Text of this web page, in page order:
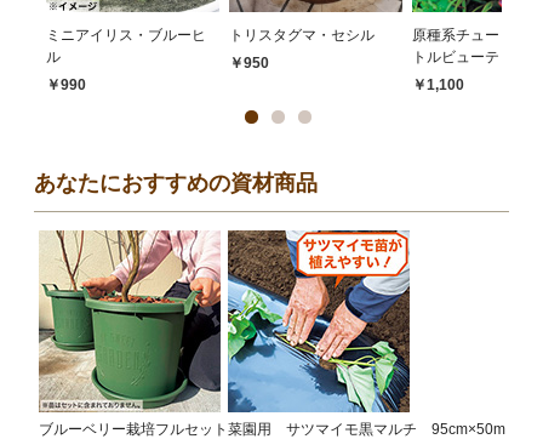
ミニアイリス・ブルーヒ
ル
￥990
トリスタグマ・セシル
￥950
原種系チューリッ
トルビューティー
￥1,100
あなたにおすすめの資材商品
ブルーベリー栽培フルセット 菜園用 サツマイモ黒マルチ 95cm×50m